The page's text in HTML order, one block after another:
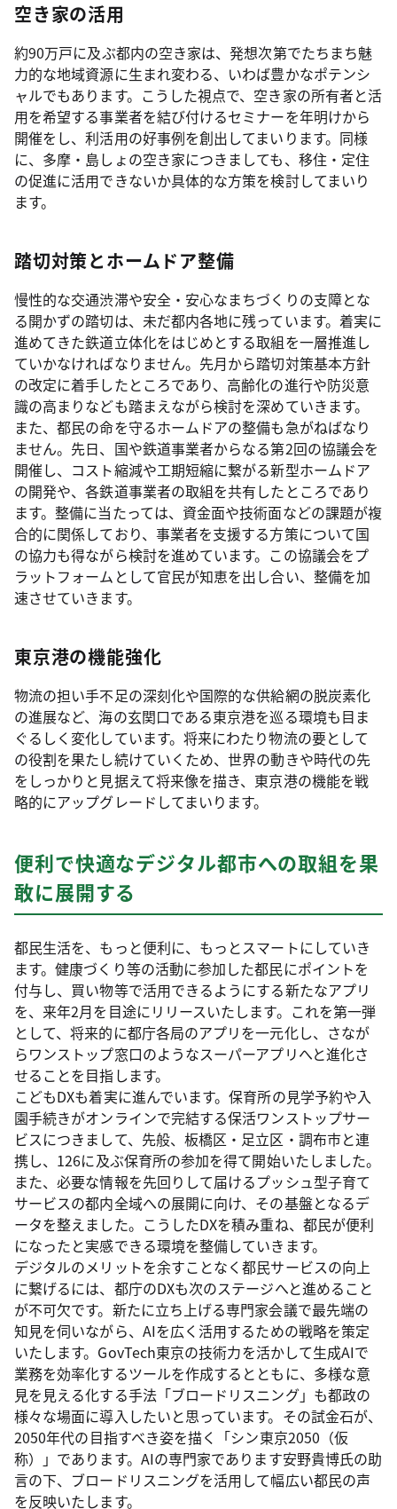
空き家の活用
約90万戸に及ぶ都内の空き家は、発想次第でたちまち魅
力的な地域資源に生まれ変わる、いわば豊かなポテンシ
ャルでもあります。こうした視点で、空き家の所有者と活
用を希望する事業者を結び付けるセミナーを年明けから
開催をし、利活用の好事例を創出してまいります。同様
に、多摩・島しょの空き家につきましても、移住・定住
の促進に活用できないか具体的な方策を検討してまいり
ます。
踏切対策とホームドア整備
慢性的な交通渋滞や安全・安心なまちづくりの支障とな
る開かずの踏切は、未だ都内各地に残っています。着実に
進めてきた鉄道立体化をはじめとする取組を一層推進し
ていかなければなりません。先月から踏切対策基本方針
の改定に着手したところであり、高齢化の進行や防災意
識の高まりなども踏まえながら検討を深めていきます。
また、都民の命を守るホームドアの整備も急がねばなり
ません。先日、国や鉄道事業者からなる第2回の協議会を
開催し、コスト縮減や工期短縮に繋がる新型ホームドア
の開発や、各鉄道事業者の取組を共有したところであり
ます。整備に当たっては、資金面や技術面などの課題が複
合的に関係しており、事業者を支援する方策について国
の協力も得ながら検討を進めています。この協議会をプ
ラットフォームとして官民が知恵を出し合い、整備を加
速させていきます。
東京港の機能強化
物流の担い手不足の深刻化や国際的な供給網の脱炭素化
の進展など、海の玄関口である東京港を巡る環境も目ま
ぐるしく変化しています。将来にわたり物流の要として
の役割を果たし続けていくため、世界の動きや時代の先
をしっかりと見据えて将来像を描き、東京港の機能を戦
略的にアップグレードしてまいります。
便利で快適なデジタル都市への取組を果
敢に展開する
都民生活を、もっと便利に、もっとスマートにしていき
ます。健康づくり等の活動に参加した都民にポイントを
付与し、買い物等で活用できるようにする新たなアプリ
を、来年2月を目途にリリースいたします。これを第一弾
として、将来的に都庁各局のアプリを一元化し、さなが
らワンストップ窓口のようなスーパーアプリへと進化さ
せることを目指します。
こどもDXも着実に進んでいます。保育所の見学予約や入
園手続きがオンラインで完結する保活ワンストップサー
ビスにつきまして、先般、板橋区・足立区・調布市と連
携し、126に及ぶ保育所の参加を得て開始いたしました。
また、必要な情報を先回りして届けるプッシュ型子育て
サービスの都内全域への展開に向け、その基盤となるデ
ータを整えました。こうしたDXを積み重ね、都民が便利
になったと実感できる環境を整備していきます。
デジタルのメリットを余すことなく都民サービスの向上
に繋げるには、都庁のDXも次のステージへと進めること
が不可欠です。新たに立ち上げる専門家会議で最先端の
知見を伺いながら、AIを広く活用するための戦略を策定
いたします。GovTech東京の技術力を活かして生成AIで
業務を効率化するツールを作成するとともに、多様な意
見を見える化する手法「ブロードリスニング」も都政の
様々な場面に導入したいと思っています。その試金石が、
2050年代の目指すべき姿を描く「シン東京2050（仮
称）」であります。AIの専門家であります安野貴博氏の助
言の下、ブロードリスニングを活用して幅広い都民の声
を反映いたします。